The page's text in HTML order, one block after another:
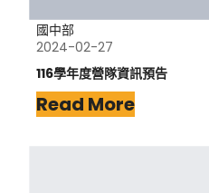
國中部
2024-02-27
116學年度營隊資訊預告
Read More